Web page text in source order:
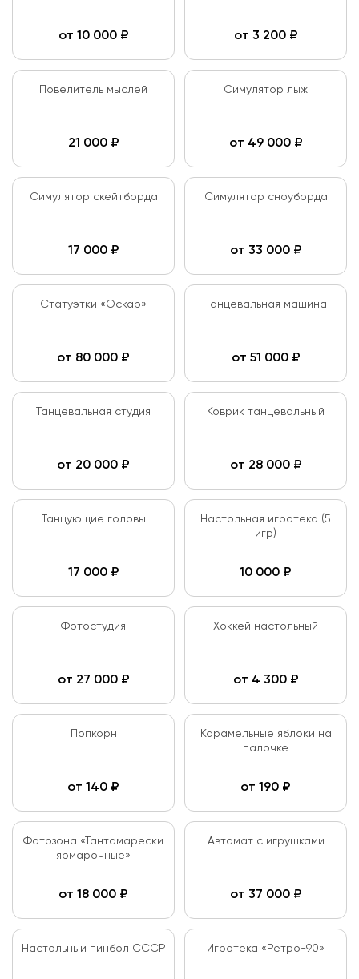
от 10 000₽ от 3 200₽
Повелитель мыслей
21 000₽
Симулятор лыж
от 49 000₽
Симулятор скейтборда
17 000₽
Симулятор сноуборда
от 33 000₽
Статуэтки «Оскар»
от 80 000 ₽
Танцевальная машина
от 51 000₽
Танцевальная студия
от 20 000 ₽
Коврик танцевальный
от 28 000₽
Танцующие головы
17 000₽
Настольная игротека (5
игр)
10 000 ₽
Фотостудия
от 27 000₽
Хоккей настольный
от 4 300₽
Попкорн
от 140 ₽
Карамельные яблоки на
палочке
от 190 ₽
Фотозона «Тантамарески
ярмарочные»
от 18 000 ₽
Автомат с игрушками
от 37 000₽
Настольный пинбол СССР Игротека «Ретро-90»